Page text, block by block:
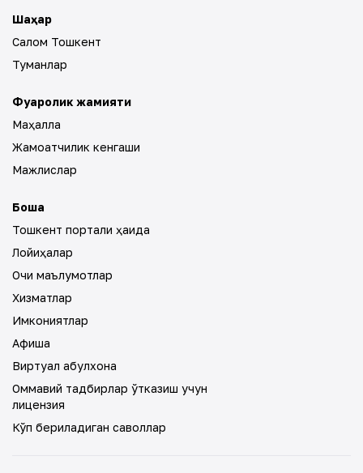
Шаҳар
Салом Тошкент
Туманлар
Фуқаролик жамияти
Маҳалла
Жамоатчилик кенгаши
Мажлислар
Бошқа
Тошкент портали ҳақида
Лойиҳалар
Очиқ маълумотлар
Хизматлар
Имкониятлар
Афиша
Виртуал қабулхона
Оммавий тадбирлар ўтказиш учун
лицензия
Кўп бериладиган саволлар